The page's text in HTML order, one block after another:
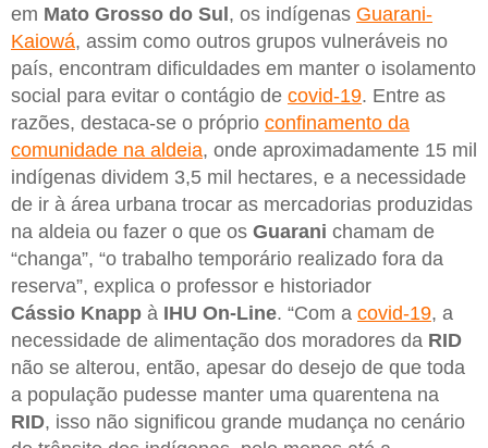
em Mato Grosso do Sul , os indígenas Guarani-
Kaiowá, assim como outros grupos vulneráveis no
país, encontram dificuldades em manter o isolamento
social para evitar o contágio de covid-19. Entre as
razões, destaca-se o próprio confinamento da
comunidade na aldeia, onde aproximadamente 15 mil
indígenas dividem 3,5 mil hectares, e a necessidade
de ir à área urbana trocar as mercadorias produzidas
na aldeia ou fazer o que os Guarani chamam de
“changa”, “o trabalho temporário realizado fora da
reserva”, explica o professor e historiador
Cássio Knapp à IHU On-Line. “Com a covid-19, a
necessidade de alimentação dos moradores da RID
não se alterou, então, apesar do desejo de que toda
a população pudesse manter uma quarentena na
RID, isso não significou grande mudança no cenário